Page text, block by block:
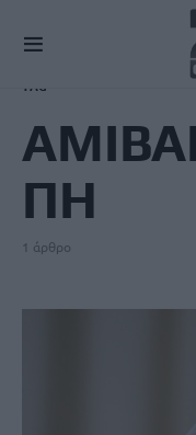
TAG
ΠΗ
1 άρθρο